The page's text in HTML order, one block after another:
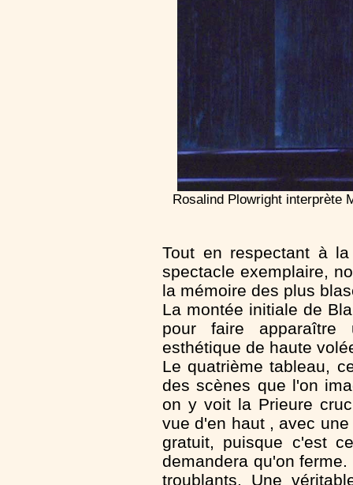
Rosalind Plowright interprète
Tout en respectant à
spectacle exemplaire,
la mémoire des plus
La montée initiale de
pour faire apparaître
esthétique de haute
Le quatrième tableau,
des scènes que l'on
on y voit la Prieure
vue d'en haut , avec
gratuit, puisque c'est
demandera qu'on
troublants. Une